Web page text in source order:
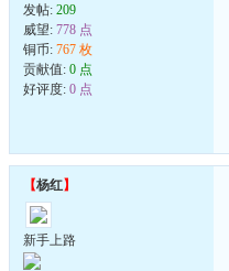
发帖: 209
威望: 778 点
铜币: 767 枚
贡献值: 0 点
好评度: 0 点
【杨红】
新手上路